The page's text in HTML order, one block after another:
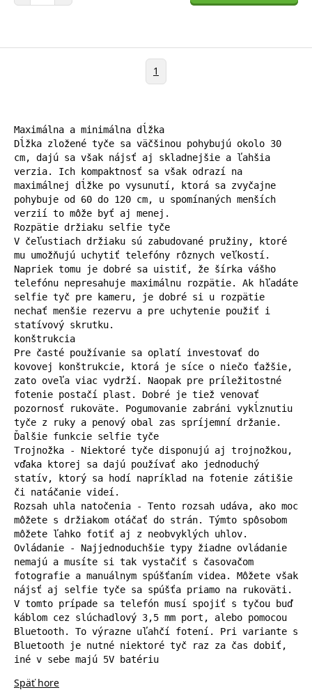
1
Maximálna a minimálna dĺžka
Dĺžka zložené tyče sa väčšinou pohybujú okolo 30
cm, dajú sa však nájsť aj skladnejšie a ľahšia
verzia. Ich kompaktnosť sa však odrazí na
maximálnej dĺžke po vysunutí, ktorá sa zvyčajne
pohybuje od 60 do 120 cm, u spomínaných menších
verzií to môže byť aj menej.
Rozpätie držiaku selfie tyče
V čeľustiach držiaku sú zabudované pružiny, ktoré
mu umožňujú uchytiť telefóny rôznych veľkostí.
Napriek tomu je dobré sa uistiť, že šírka vášho
telefónu nepresahuje maximálnu rozpätie. Ak hľadáte
selfie tyč pre kameru, je dobré si u rozpätie
nechať menšie rezervu a pre uchytenie použiť i
statívový skrutku.
konštrukcia
Pre časté používanie sa oplatí investovať do
kovovej konštrukcie, ktorá je síce o niečo ťažšie,
zato oveľa viac vydrží. Naopak pre príležitostné
fotenie postačí plast. Dobré je tiež venovať
pozornosť rukoväte. Pogumovanie zabráni vykĺznutiu
tyče z ruky a penový obal zas spríjemní držanie.
Ďalšie funkcie selfie tyče
Trojnožka - Niektoré tyče disponujú aj trojnožkou,
vďaka ktorej sa dajú používať ako jednoduchý
statív, ktorý sa hodí napríklad na fotenie zátišie
či natáčanie videí.
Rozsah uhla natočenia - Tento rozsah udáva, ako moc
môžete s držiakom otáčať do strán. Týmto spôsobom
môžete ľahko fotiť aj z neobvyklých uhlov.
Ovládanie - Najjednoduchšie typy žiadne ovládanie
nemajú a musíte si tak vystačiť s časovačom
fotografie a manuálnym spúšťaním videa. Môžete však
nájsť aj selfie tyče sa spúšťa priamo na rukoväti.
V tomto prípade sa telefón musí spojiť s tyčou buď
káblom cez slúchadlový 3,5 mm port, alebo pomocou
Bluetooth. To výrazne uľahčí fotení. Pri variante s
Bluetooth je nutné niektoré tyč raz za čas dobiť,
iné v sebe majú 5V batériu
Späť hore